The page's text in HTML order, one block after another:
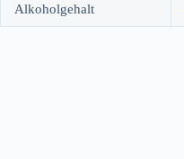
Alkoholgehalt